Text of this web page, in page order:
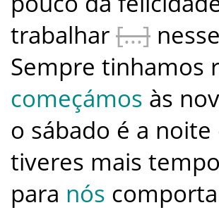
trabalhar
Sempre tinhamos
começámos às
o sábado é a noite
tiveres mais
para nós